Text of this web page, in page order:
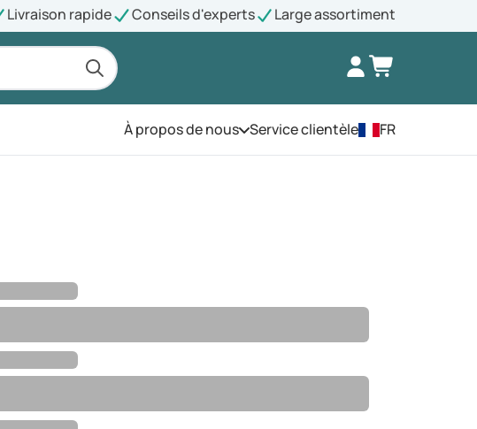
Livraison rapide Conseils d'experts Large assortiment
À propos de nousOuvrez le menu
Service clientèle FR